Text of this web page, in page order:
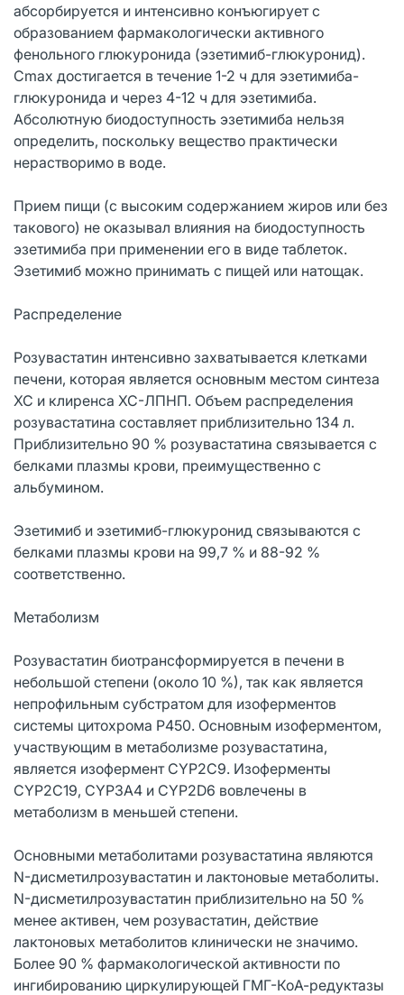
абсорбируется и интенсивно конъюгирует с
образованием фармакологически активного
фенольного глюкуронида (эзетимиб-глюкуронид).
Cmax достигается в течение 1-2 ч для эзетимиба-
глюкуронида и через 4-12 ч для эзетимиба.
Абсолютную биодоступность эзетимиба нельзя
определить, поскольку вещество практически
нерастворимо в воде.
Прием пищи (с высоким содержанием жиров или без
такового) не оказывал влияния на биодоступность
эзетимиба при применении его в виде таблеток.
Эзетимиб можно принимать с пищей или натощак.
Распределение
Розувастатин интенсивно захватывается клетками
печени, которая является основным местом синтеза
ХС и клиренса ХС-ЛПНП. Объем распределения
розувастатина составляет приблизительно 134 л.
Приблизительно 90 % розувастатина связывается с
белками плазмы крови, преимущественно с
альбумином.
Эзетимиб и эзетимиб-глюкуронид связываются с
белками плазмы крови на 99,7 % и 88-92 %
соответственно.
Метаболизм
Розувастатин биотрансформируется в печени в
небольшой степени (около 10 %), так как является
непрофильным субстратом для изоферментов
системы цитохрома Р450. Основным изоферментом,
участвующим в метаболизме розувастатина,
является изофермент CYP2C9. Изоферменты
CYP2C19, CYP3A4 и CYP2D6 вовлечены в
метаболизм в меньшей степени.
Основными метаболитами розувастатина являются
N-дисметилрозувастатин и лактоновые метаболиты.
N-дисметилрозувастатин приблизительно на 50 %
менее активен, чем розувастатин, действие
лактоновых метаболитов клинически не значимо.
Более 90 % фармакологической активности по
ингибированию циркулирующей ГМГ-КоА-редуктазы